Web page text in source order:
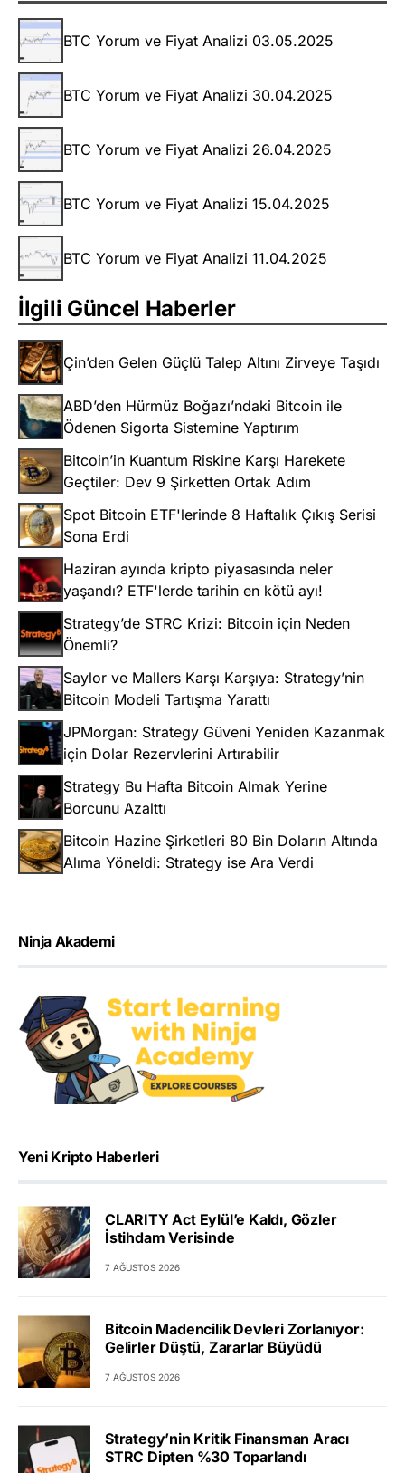
BTC Yorum ve Fiyat Analizi 03.05.2025
BTC Yorum ve Fiyat Analizi 30.04.2025
BTC Yorum ve Fiyat Analizi 26.04.2025
BTC Yorum ve Fiyat Analizi 15.04.2025
BTC Yorum ve Fiyat Analizi 11.04.2025
İlgili Güncel Haberler
Çin’den Gelen Güçlü Talep Altını Zirveye Taşıdı
ABD’den Hürmüz Boğazı’ndaki Bitcoin ile
Ödenen Sigorta Sistemine Yaptırım
Bitcoin’in Kuantum Riskine Karşı Harekete
Geçtiler: Dev 9 Şirketten Ortak Adım
Spot Bitcoin ETF'lerinde 8 Haftalık Çıkış Serisi
Sona Erdi
Haziran ayında kripto piyasasında neler
yaşandı? ETF'lerde tarihin en kötü ayı!
Strategy’de STRC Krizi: Bitcoin için Neden
Önemli?
Saylor ve Mallers Karşı Karşıya: Strategy’nin
Bitcoin Modeli Tartışma Yarattı
JPMorgan: Strategy Güveni Yeniden Kazanmak
için Dolar Rezervlerini Artırabilir
Strategy Bu Hafta Bitcoin Almak Yerine
Borcunu Azalttı
Bitcoin Hazine Şirketleri 80 Bin Doların Altında
Alıma Yöneldi: Strategy ise Ara Verdi
Ninja Akademi
Yeni Kripto Haberleri
CLARITY Act Eylül’e Kaldı, Gözler
İstihdam Verisinde
7 AĞUSTOS 2026
Bitcoin Madencilik Devleri Zorlanıyor:
Gelirler Düştü, Zararlar Büyüdü
7 AĞUSTOS 2026
Strategy’nin Kritik Finansman Aracı
STRC Dipten %30 Toparlandı